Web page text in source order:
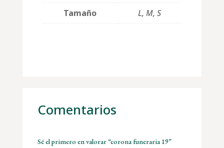
Tamaño L, M, S
Comentarios
Sé el primero en valorar “corona funeraria 19”